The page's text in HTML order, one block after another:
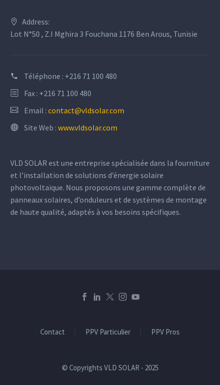
Address:
Lot N°50 , Z.I Mghira 3 Fouchana 1176 Ben Arous, Tunisie
Téléphone : +216 71 100 480
Fax : +216 71 100 480
Email : contact@vldsolar.com
Site Web : www.vldsolar.com
VLD SOLAR est une entreprise spécialisée dans la fourniture
et l’installation de solutions d’énergie solaire
photovoltaïque. Nous proposons une gamme complète de
panneaux solaires, d’onduleurs et de systèmes de montage
de haute qualité, adaptés à vos besoins spécifiques.
Contact PPV Particulier PPV Pros
© Copyrights VLD SOLAR - 2025